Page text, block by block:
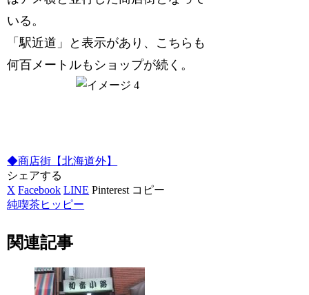
いる。
「駅近道」と表示があり、こちらも
何百メートルもショップが続く。
◆商店街【北海道外】
シェアする
X Facebook LINE Pinterest コピー
純喫茶ヒッピー
関連記事